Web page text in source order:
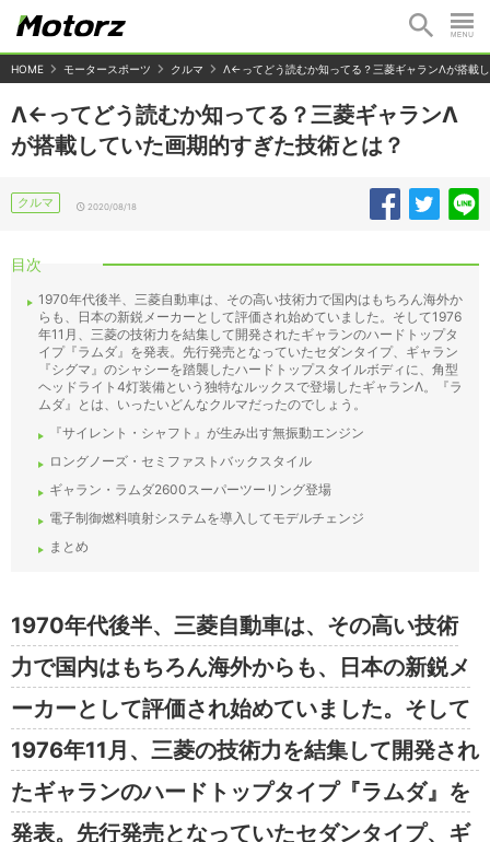
HOME モータースポーツ クルマ Λ←ってどう読むか知ってる？三菱ギャランΛが搭載
Λ←ってどう読むか知ってる？三菱ギャランΛ
が搭載していた画期的すぎた技術とは？
クルマ 2020/08/18
目次
1970年代後半、三菱自動車は、その高い技術力で国内はもちろん海外か
らも、日本の新鋭メーカーとして評価され始めていました。そして1976
年11月、三菱の技術力を結集して開発されたギャランのハードトップタ
イプ『ラムダ』を発表。先行発売となっていたセダンタイプ、ギャラン
『シグマ』のシャシーを踏襲したハードトップスタイルボディに、角型
ヘッドライト4灯装備という独特なルックスで登場したギャランΛ。『ラ
ムダ』とは、いったいどんなクルマだったのでしょう。
『サイレント・シャフト』が生み出す無振動エンジン
ロングノーズ・セミファストバックスタイル
ギャラン・ラムダ2600スーパーツーリング登場
電子制御燃料噴射システムを導入してモデルチェンジ
まとめ
1970年代後半、三菱自動車は、その高い技術
力で国内はもちろん海外からも、日本の新鋭メ
ーカーとして評価され始めていました。そして
1976年11月、三菱の技術力を結集して開発され
たギャランのハードトップタイプ『ラムダ』を
発表。先行発売となっていたセダンタイプ、ギ